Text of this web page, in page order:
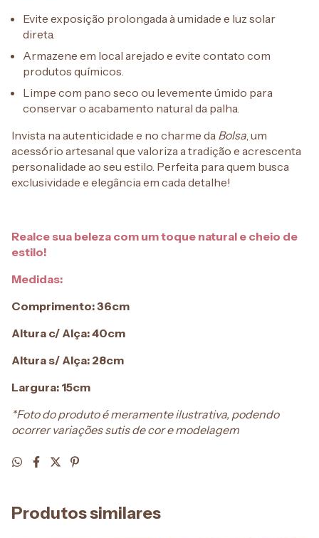
Evite exposição prolongada à umidade e luz solar
direta.
Armazene em local arejado e evite contato com
produtos químicos.
Limpe com pano seco ou levemente úmido para
conservar o acabamento natural da palha.
Invista na autenticidade e no charme da Bolsa, um
acessório artesanal que valoriza a tradição e acrescenta
personalidade ao seu estilo. Perfeita para quem busca
exclusividade e elegância em cada detalhe!
Realce sua beleza com um toque natural e cheio de
estilo!
Medidas:
Comprimento: 36cm
Altura c/ Alça: 40cm
Altura s/ Alça: 28cm
Largura: 15cm
*Foto do produto é meramente ilustrativa, podendo
ocorrer variações sutis de cor e modelagem
Produtos similares